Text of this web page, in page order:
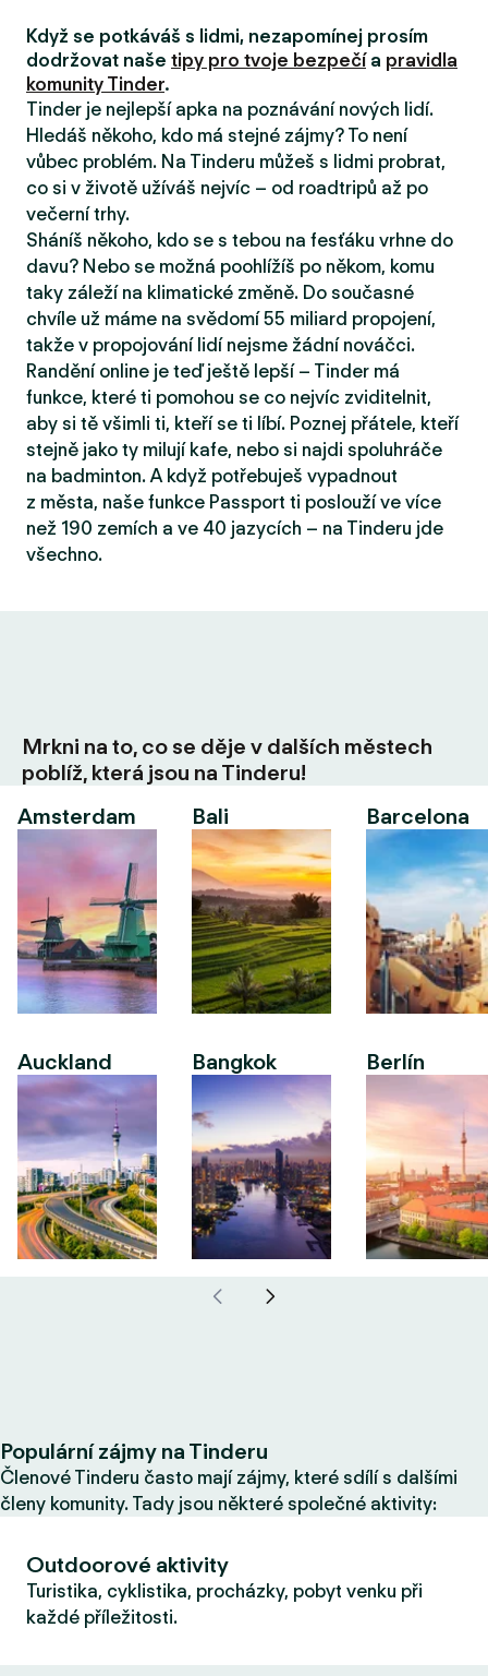
Když se potkáváš s lidmi, nezapomínej prosím
dodržovat naše tipy pro tvoje bezpečía pravidla
komunity Tinder.
Tinder je nejlepší apka na poznávání nových lidí.
Hledáš někoho, kdo má stejné zájmy? To není
vůbec problém. Na Tinderu můžeš s lidmi probrat,
co si v životě užíváš nejvíc – od roadtripů až po
večerní trhy.
Sháníš někoho, kdo se s tebou na fesťáku vrhne do
davu? Nebo se možná poohlížíš po někom, komu
taky záleží na klimatické změně. Do současné
chvíle už máme na svědomí 55 miliard propojení,
takže v propojování lidí nejsme žádní nováčci.
Randění online je teď ještě lepší – Tinder má
funkce, které ti pomohou se co nejvíc zviditelnit,
aby si tě všimli ti, kteří se ti líbí. Poznej přátele, kteří
stejně jako ty milují kafe, nebo si najdi spoluhráče
na badminton. A když potřebuješ vypadnout
z města, naše funkce Passport ti poslouží ve více
než 190 zemích a ve 40 jazycích – na Tinderu jde
všechno.
Mrkni na to, co se děje v dalších městech
poblíž, která jsou na Tinderu!
Amsterdam
Auckland
Bali
Bangkok
Barcelona
Berlín
Populární zájmy na Tinderu
Členové Tinderu často mají zájmy, které sdílí s dalšími
členy komunity. Tady jsou některé společné aktivity:
Outdoorové aktivity
Turistika, cyklistika, procházky, pobyt venku při
každé příležitosti.